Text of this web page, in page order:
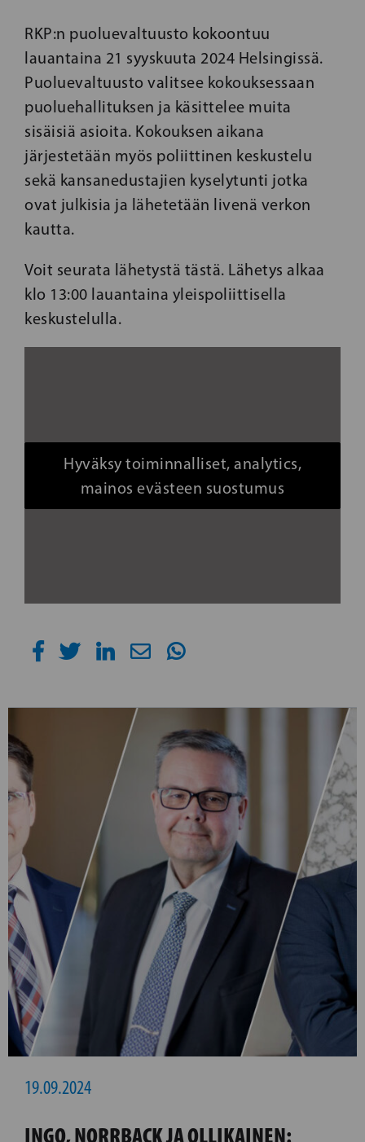
RKP:n puoluevaltuusto kokoontuu
lauantaina 21 syyskuuta 2024 Helsingissä.
Puoluevaltuusto valitsee kokouksessaan
puoluehallituksen ja käsittelee muita
sisäisiä asioita. Kokouksen aikana
järjestetään myös poliittinen keskustelu
sekä kansanedustajien kyselytunti jotka
ovat julkisia ja lähetetään livenä verkon
kautta.
Voit seurata lähetystä tästä. Lähetys alkaa
klo 13:00 lauantaina yleispoliittisella
keskustelulla.
Hyväksy toiminnalliset, analytics,
mainos evästeen suostumus
19.09.2024
INGO, NORRBACK JA OLLIKAINEN: